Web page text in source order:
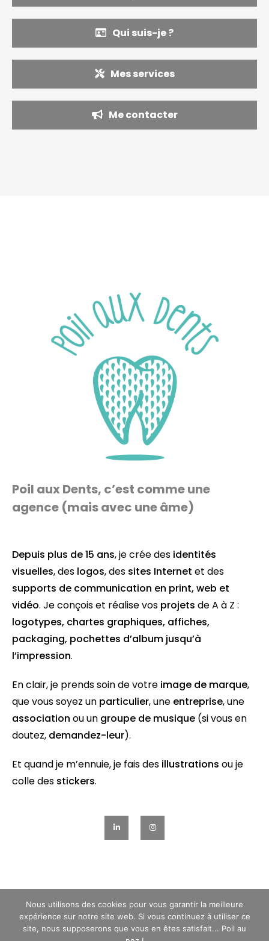
Qui suis-je ?
Mes services
Me contacter
Poil aux Dents, c’est comme une
agence (mais avec une âme)
Depuis plus de 15 ans, je crée des identités
visuelles, des logos, des sites Internet et des
supports de communication en print, web et
vidéo. Je conçois et réalise vos projets de A à Z :
logotypes, chartes graphiques, affiches,
packaging, pochettes d’album jusqu’à
l’impression.
En clair, je prends soin de votre image de marque,
que vous soyez un particulier, une entreprise, une
association ou un groupe de musique (si vous en
doutez, demandez-leur).
Et quand je m’ennuie, je fais des illustrations ou je
colle des stickers.
© Copyright 2026Poil aux Dents, tous droits réservés
Nous utilisons des cookies pour vous garantir la meilleure
expérience sur notre site web. Si vous continuez à utiliser ce
site, nous supposerons que vous en êtes satisfait... Poil au